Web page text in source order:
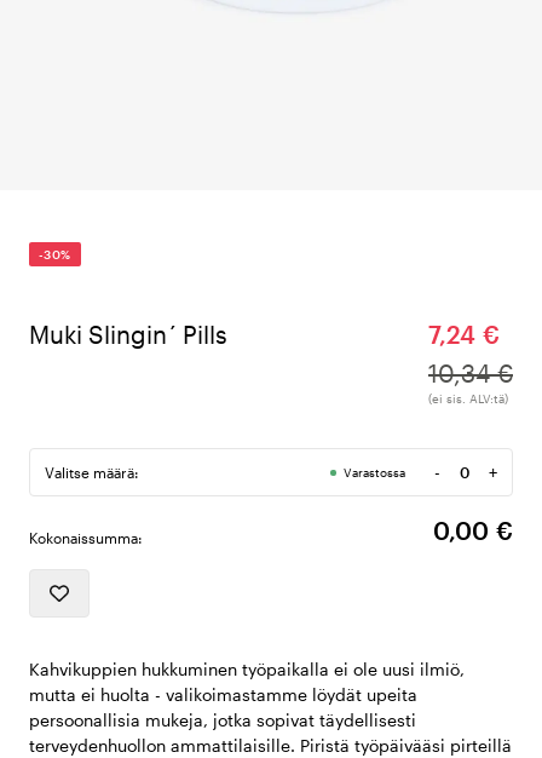
-30%
Muki Slingin´ Pills
7,24 €
10,34 €
(ei sis. ALV:tä)
Valitse määrä: Varastossa -
Määrä
+
Kokonaissumma: 0,00 €
Kahvikuppien hukkuminen työpaikalla ei ole uusi ilmiö,
mutta ei huolta - valikoimastamme löydät upeita
persoonallisia mukeja, jotka sopivat täydellisesti
terveydenhuollon ammattilaisille. Piristä työpäivääsi pirteillä